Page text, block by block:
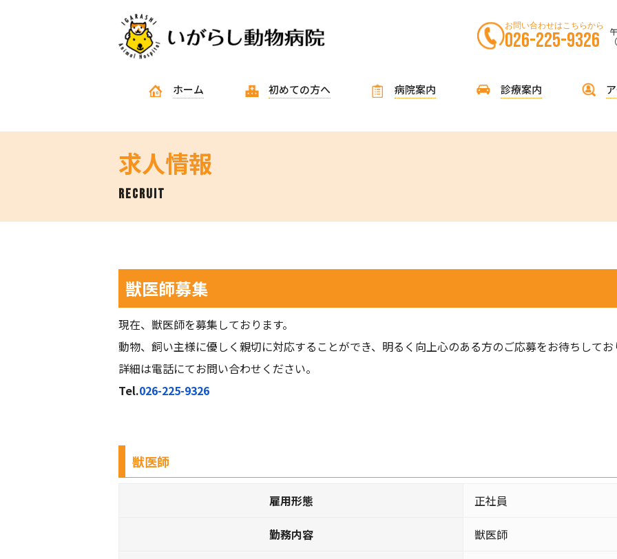
お問い合わせはこちらから
026-225-9326
ホーム 初めての方へ 病院案内 診療案内
求人情報
recruit
獣医師募集
現在、獣医師を募集しております。
動物、飼い主様に優しく親切に対応することができ、明るく向上心のある方のご応募をお待ちしてお
詳細は電話にてお問い合わせください。
Tel.026-225-9326
獣医師
雇用形態 正社員
勤務内容 獣医師